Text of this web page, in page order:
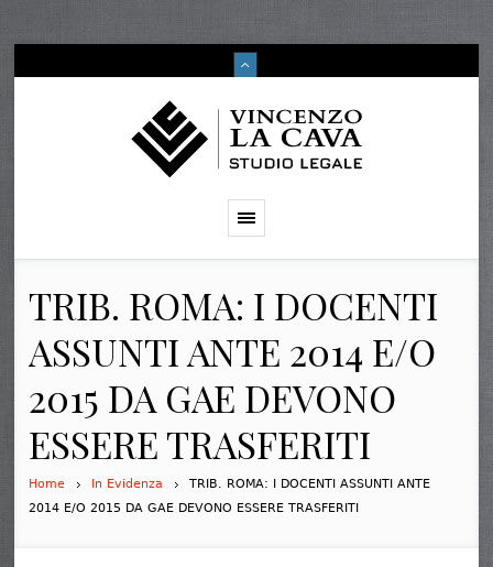
TRIB. ROMA: I DOCENTI
ASSUNTI ANTE 2014 E/O
2015 DA GAE DEVONO
ESSERE TRASFERITI
Home In Evidenza
TRIB. ROMA: I DOCENTI ASSUNTI ANTE
2014 E/O 2015 DA GAE DEVONO ESSERE TRASFERITI